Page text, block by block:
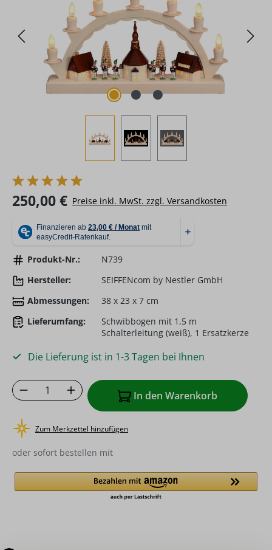
Regulärer Preis:
250,00 € Preise inkl. MwSt. zzgl. Versandkosten
Produkt-Nr.:
N739
Hersteller:
SEIFFENcom by Nestler GmbH
Abmessungen:
38 x 23 x 7 cm
Lieferumfang:
Schwibbogen mit 1,5 m
Schalterleitung (weiß), 1 Ersatzkerze
Die Lieferung ist in 1-3 Tagen bei Ihnen
Produkt Anzahl: Gib den gewünschten
In den Warenkorb
Zum Merkzettel hinzufügen
oder sofort bestellen mit